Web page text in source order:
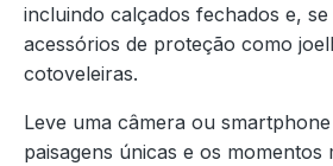
incluindo calçados fechados e,
acessórios de proteção como
cotoveleiras.
Leve uma câmera ou
paisagens únicas e os momentos